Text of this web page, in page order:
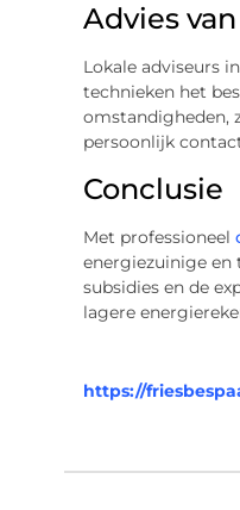
Advies
Lokale adviseurs
technieken het
omstandigheden,
persoonlijk
Conclusie
Met professioneel
energiezuinige
subsidies en de
lagere
https://